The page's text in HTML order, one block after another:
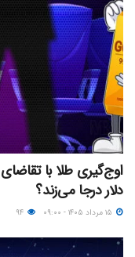
دلار درجا می‌زند؟